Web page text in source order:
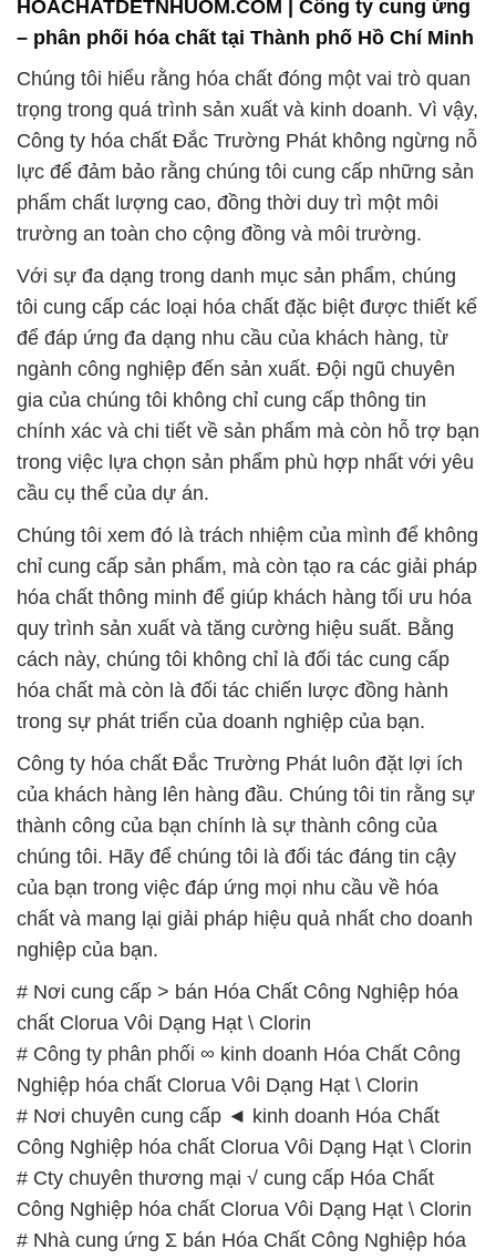
HOACHATDETNHUOM.COM | Công ty cung ứng
– phân phối hóa chất tại Thành phố Hồ Chí Minh
Chúng tôi hiểu rằng hóa chất đóng một vai trò quan
trọng trong quá trình sản xuất và kinh doanh. Vì vậy,
Công ty hóa chất Đắc Trường Phát không ngừng nỗ
lực để đảm bảo rằng chúng tôi cung cấp những sản
phẩm chất lượng cao, đồng thời duy trì một môi
trường an toàn cho cộng đồng và môi trường.
Với sự đa dạng trong danh mục sản phẩm, chúng
tôi cung cấp các loại hóa chất đặc biệt được thiết kế
để đáp ứng đa dạng nhu cầu của khách hàng, từ
ngành công nghiệp đến sản xuất. Đội ngũ chuyên
gia của chúng tôi không chỉ cung cấp thông tin
chính xác và chi tiết về sản phẩm mà còn hỗ trợ bạn
trong việc lựa chọn sản phẩm phù hợp nhất với yêu
cầu cụ thể của dự án.
Chúng tôi xem đó là trách nhiệm của mình để không
chỉ cung cấp sản phẩm, mà còn tạo ra các giải pháp
hóa chất thông minh để giúp khách hàng tối ưu hóa
quy trình sản xuất và tăng cường hiệu suất. Bằng
cách này, chúng tôi không chỉ là đối tác cung cấp
hóa chất mà còn là đối tác chiến lược đồng hành
trong sự phát triển của doanh nghiệp của bạn.
Công ty hóa chất Đắc Trường Phát luôn đặt lợi ích
của khách hàng lên hàng đầu. Chúng tôi tin rằng sự
thành công của bạn chính là sự thành công của
chúng tôi. Hãy để chúng tôi là đối tác đáng tin cậy
của bạn trong việc đáp ứng mọi nhu cầu về hóa
chất và mang lại giải pháp hiệu quả nhất cho doanh
nghiệp của bạn.
# Nơi cung cấp > bán Hóa Chất Công Nghiệp hóa
chất Clorua Vôi Dạng Hạt \ Clorin
# Công ty phân phối ∞ kinh doanh Hóa Chất Công
Nghiệp hóa chất Clorua Vôi Dạng Hạt \ Clorin
# Nơi chuyên cung cấp ◄ kinh doanh Hóa Chất
Công Nghiệp hóa chất Clorua Vôi Dạng Hạt \ Clorin
# Cty chuyên thương mại √ cung cấp Hóa Chất
Công Nghiệp hóa chất Clorua Vôi Dạng Hạt \ Clorin
# Nhà cung ứng Σ bán Hóa Chất Công Nghiệp hóa